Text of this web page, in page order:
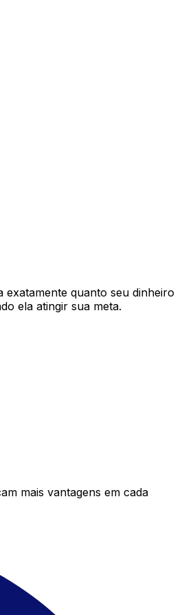
exatamente quanto seu dinheiro
ela atingir sua meta.
mais vantagens em cada